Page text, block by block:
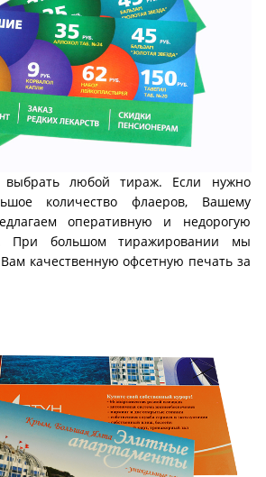
любой тираж. Если нужно
количество флаеров, Вашему
оперативную и недорогую
При большом тиражировании мы
качественную офсетную печать за